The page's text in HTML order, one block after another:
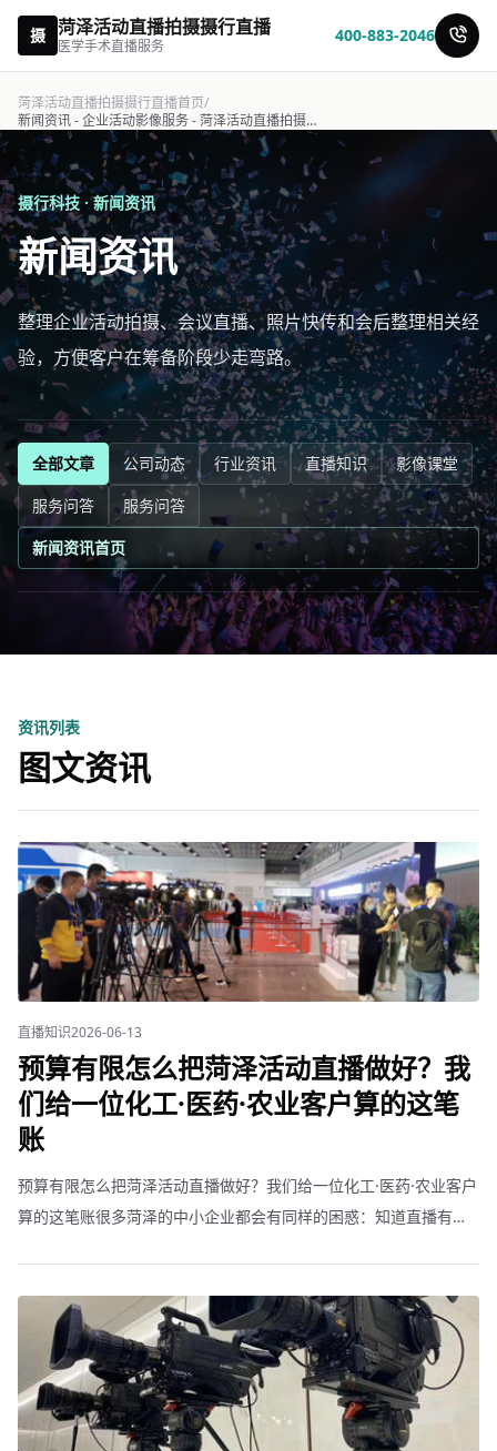
摄 菏泽活动直播拍摄摄行直播
医学手术直播服务
400-883-2046
菏泽活动直播拍摄摄行直播首页/
新闻资讯 - 企业活动影像服务 - 菏泽活动直播拍摄摄行直播
摄行科技 · 新闻资讯
新闻资讯
整理企业活动拍摄、会议直播、照片快传和会后整理相关经
验，方便客户在筹备阶段少走弯路。
全部文章 公司动态 行业资讯 直播知识
影像课堂
服务问答
服务问答
新闻资讯首页
资讯列表
图文资讯
直播知识2026-06-13
预算有限怎么把菏泽活动直播做好？我
们给一位化工·医药·农业客户算的这笔
账
预算有限怎么把菏泽活动直播做好？我们给一位化工·医药·农业客户
算的这笔账很多菏泽的中小企业都会有同样的困惑：知道直播有